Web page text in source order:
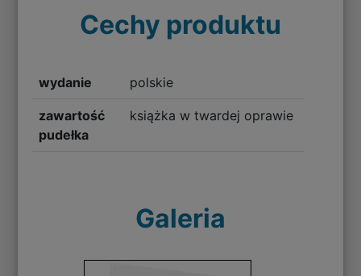
Cechy produktu
wydanie polskie
zawartość
pudełka
książka w twardej oprawie
Galeria